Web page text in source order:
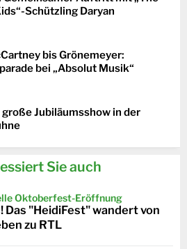
Schützling Daryan
bis Grönemeyer:
bei „Absolut Musik“
Jubiläumsshow in der
Sie auch
Oktoberfest-Eröffnung
Das "HeidiFest" wandert von
zu RTL